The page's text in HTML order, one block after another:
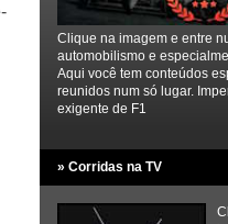
Clique na imagem e entre
automobilismo e
Aqui você tem conteúdos
reunidos num só lugar.
exigente de F1
» Corridas na TV